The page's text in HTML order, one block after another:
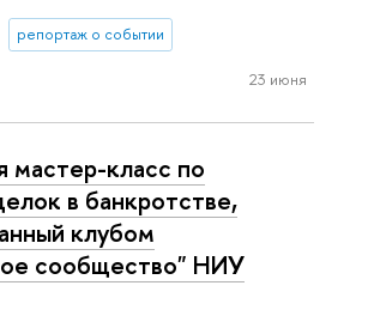
репортаж о событии
23 июня
мастер-класс по
в банкротстве,
клубом
сообщество" НИУ